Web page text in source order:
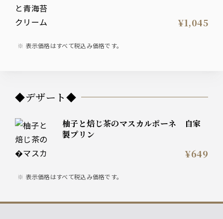
¥1,045
表示価格はすべて税込み価格です。
◆デザート◆
柚子と焙じ茶のマスカルポーネ 自家
製プリン
¥649
表示価格はすべて税込み価格です。